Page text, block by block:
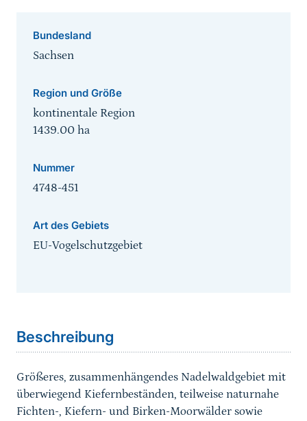
Bundesland
Sachsen
Region und Größe
kontinentale Region
1439.00 ha
Nummer
4748-451
Art des Gebiets
EU-Vogelschutzgebiet
Beschreibung
Größeres, zusammenhängendes Nadelwaldgebiet mit
überwiegend Kiefernbeständen, teilweise naturnahe
Fichten-, Kiefern- und Birken-Moorwälder sowie